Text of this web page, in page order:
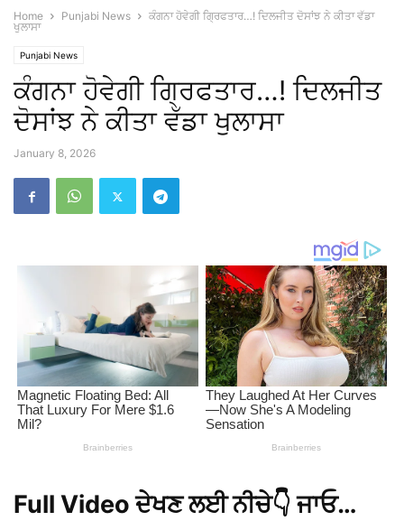
Home Punjabi News
ਕੰਗਨਾ ਹੋਵੇਗੀ ਗ੍ਰਿਫਤਾਰ…! ਦਿਲਜੀਤ ਦੋਸਾਂਝ ਨੇ ਕੀਤਾ ਵੱਡਾ
ਖੁਲਾਸਾ
Punjabi News
ਕੰਗਨਾ ਹੋਵੇਗੀ ਗ੍ਰਿਫਤਾਰ…! ਦਿਲਜੀਤ
ਦੋਸਾਂਝ ਨੇ ਕੀਤਾ ਵੱਡਾ ਖੁਲਾਸਾ
January 8, 2026
Full Video ਦੇਖਣ ਲਈ ਨੀਚੇ👇 ਜਾਓ…